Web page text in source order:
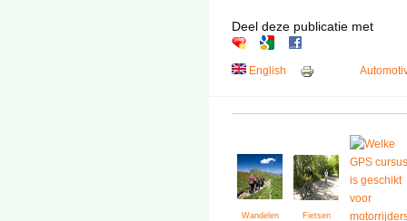
Deel deze publicatie met
English
Wandelen Fietsen